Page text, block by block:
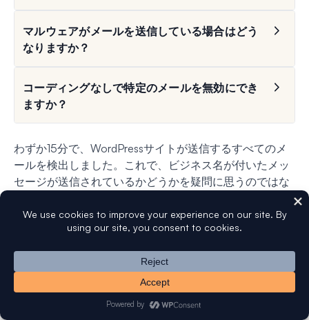
マルウェアがメールを送信している場合はどう
なりますか？
コーディングなしで特定のメールを無効にでき
ますか？
わずか15分で、WordPressサイトが送信するすべてのメ
ールを検出しました。これで、ビジネス名が付いたメッ
セージが送信されているかどうかを疑問に思うのではな
予期しないメールに再び驚かされることはありません。
WP Mail SMTP Proのメールログを継続的に実行すること
で、問題をすぐに特定し、重要なメールが宛先に届くこ
とを保証し、すべてのメッセージでプロフェッショナル
なイメージを維持できます。